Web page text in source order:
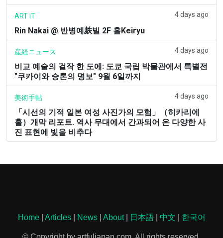
ART iT 4 days ago
Rin Nakai @ 반병예麸빌 2F 홀Keiryu
産経ニュース 4 days ago
비교 예술의 걸작 한 도에: 도쿄 국립 박물관에서 특별전
"쿠카이와 승론의 명보" 9월 6일까지
美術手帖 4 days ago
「시선의 기적 일본 여성 사진가의 모험」（히카리에
홀）개막 리포트. 역사 무대에서 간과되어 온 다양한 사
진 표현에 빛을 비추다
Home| Articles| News| About| 日本語| 中文 한국어